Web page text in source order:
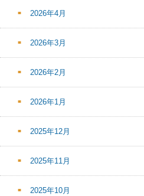
2026年4月
2026年3月
2026年2月
2026年1月
2025年12月
2025年11月
2025年10月